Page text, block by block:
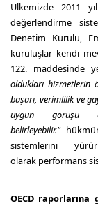
Ülkemizde 2011
değerlendirme
Denetim Kurulu,
kuruluşlar kendi
122. maddesinde
oldukları hizmetlerin
başarı, verimlilik ve
uygun görüşü
belirleyebilir."
sistemlerini
olarak performans
OECD